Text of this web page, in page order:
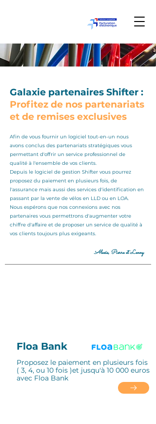
Galaxie partenaires Shifter :
Profitez de nos partenariats
et de remises exclusives
Afin de vous fournir un logiciel tout-en-un nous
avons conclus des partenariats stratégiques vous
permettant d'offrir un service professionnel de
qualité à l'ensemble de vos clients.
Depuis le logiciel de gestion Shifter vous pourrez
proposez du paiement en plusieurs fois, de
l'assurance mais aussi des services d'identification en
passant par la vente de vélos en LLD ou en LOA.
Nous espérons que nos connexions avec nos
partenaires vous permettrons d'augmenter votre
chiffre d'affaire et de proposer un service de qualité à
vos clients toujours plus exigeants.
Alexis, Pierre et Lenny
Floa Bank
Proposez le paiement en plusieurs fois
( 3, 4, ou 10 fois )et jusqu'à 10 000 euros
avec Floa Bank